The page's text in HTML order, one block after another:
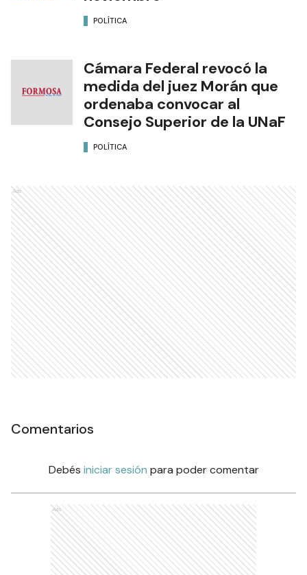
POLÍTICA
Cámara Federal revocó la
medida del juez Morán que
ordenaba convocar al
Consejo Superior de la UNaF
POLÍTICA
Ads
Comentarios
Debés iniciar sesión para poder comentar
Ads